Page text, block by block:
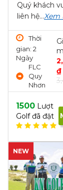
vui lòng
thêm
Giá Golf
mùa thu
2,950,000
3,450,000 ₫
MỜI XEM